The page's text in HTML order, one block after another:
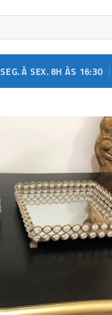
SEG. À SEX. 8H ÀS 16:30